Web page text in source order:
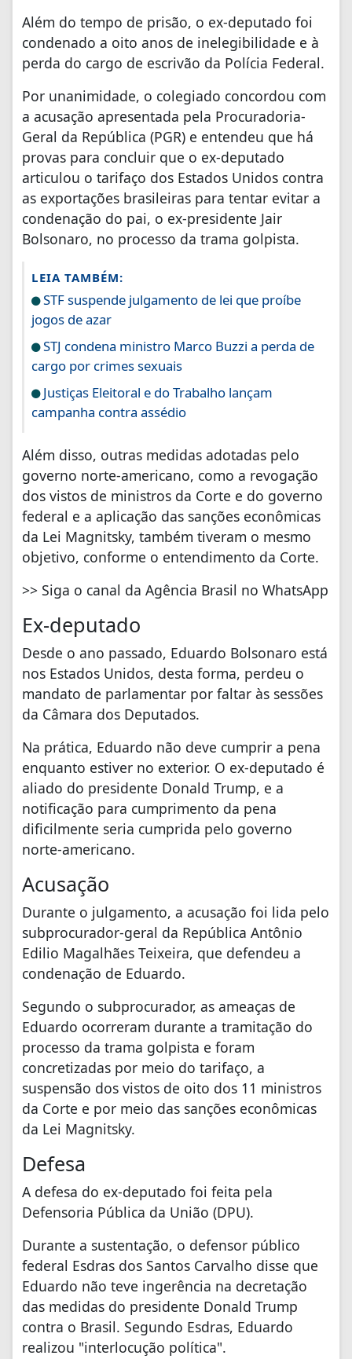
Além do tempo de prisão, o ex-deputado foi
condenado a oito anos de inelegibilidade e à
perda do cargo de escrivão da Polícia Federal.
Por unanimidade, o colegiado concordou com
a acusação apresentada pela Procuradoria-
Geral da República (PGR) e entendeu que há
provas para concluir que o ex-deputado
articulou o tarifaço dos Estados Unidos contra
as exportações brasileiras para tentar evitar a
condenação do pai, o ex-presidente Jair
Bolsonaro, no processo da trama golpista.
LEIA TAMBÉM:
STF suspende julgamento de lei que proíbe
jogos de azar
STJ condena ministro Marco Buzzi a perda de
cargo por crimes sexuais
Justiças Eleitoral e do Trabalho lançam
campanha contra assédio
Além disso, outras medidas adotadas pelo
governo norte-americano, como a revogação
dos vistos de ministros da Corte e do governo
federal e a aplicação das sanções econômicas
da Lei Magnitsky, também tiveram o mesmo
objetivo, conforme o entendimento da Corte.
>> Siga o canal da Agência Brasil no WhatsApp
Ex-deputado
Desde o ano passado, Eduardo Bolsonaro está
nos Estados Unidos, desta forma, perdeu o
mandato de parlamentar por faltar às sessões
da Câmara dos Deputados.
Na prática, Eduardo não deve cumprir a pena
enquanto estiver no exterior. O ex-deputado é
aliado do presidente Donald Trump, e a
notificação para cumprimento da pena
dificilmente seria cumprida pelo governo
norte-americano.
Acusação
Durante o julgamento, a acusação foi lida pelo
subprocurador-geral da República Antônio
Edilio Magalhães Teixeira, que defendeu a
condenação de Eduardo.
Segundo o subprocurador, as ameaças de
Eduardo ocorreram durante a tramitação do
processo da trama golpista e foram
concretizadas por meio do tarifaço, a
suspensão dos vistos de oito dos 11 ministros
da Corte e por meio das sanções econômicas
da Lei Magnitsky.
Defesa
A defesa do ex-deputado foi feita pela
Defensoria Pública da União (DPU).
Durante a sustentação, o defensor público
federal Esdras dos Santos Carvalho disse que
Eduardo não teve ingerência na decretação
das medidas do presidente Donald Trump
contra o Brasil. Segundo Esdras, Eduardo
realizou "interlocução política".